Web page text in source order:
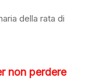
della rata di
non perdere